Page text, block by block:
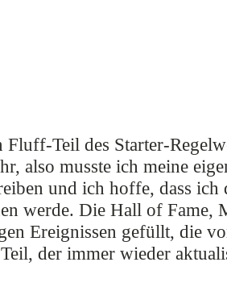
Fluff-Teil des Starter-
also musste ich meine
und ich hoffe, dass
werde. Die Hall of Fame,
Ereignissen gefüllt, die
der immer wieder